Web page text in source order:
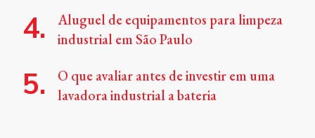
Aluguel de equipamentos para limpeza
industrial em São Paulo
O que avaliar antes de investir em uma
lavadora industrial a bateria